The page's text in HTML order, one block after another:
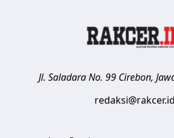
Jl. Saladara No. 99 Cirebon,
redaksi@rakcer.id